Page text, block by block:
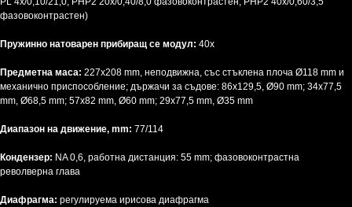
фазовоконтрастен)
Пружинно натоварен прибиращ се модул: 40х
Предметна маса: 227x208 mm, неподвижна, със стъклена плоча Ø118 mm и
механично приспособление; държачи за съдове: 86x129,5, Ø90 mm; 34x77,5
mm, Ø68,5 mm; 57x82 mm, Ø60 mm; 29x77,5 mm, Ø35 mm
Диапазон на движение, mm: 77/114
Кондензер: NA 0,6, работна дистанция: 55 mm; фазовоконтрастна
револверна глава
Диафрагма: регулируема ирисова диафрагма